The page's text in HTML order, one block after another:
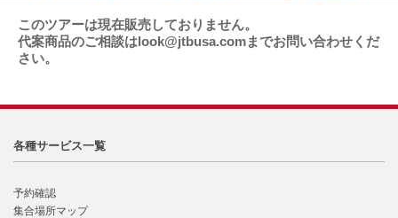
このツアーは現在販売しておりません。
代案商品のご相談はlook@jtbusa.comまでお問い合わせくだ
さい。
各種サービス一覧
予約確認
集合場所マップ